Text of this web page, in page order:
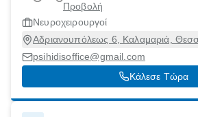
Προβολή
Νευροχειρουργοί
Αδριανουπόλεως 6, Καλαμαριά,
psihidisoffice@gmail.com
Κάλεσε Τώρα